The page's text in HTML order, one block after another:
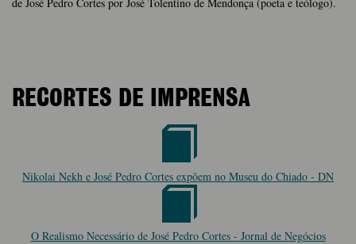
RECORTES DE IMPRENSA
Nikolai Nekh e José Pedro Cortes expõem no Museu do Chiado - DN
O Realismo Necessário de José Pedro Cortes - Jornal de Negócios